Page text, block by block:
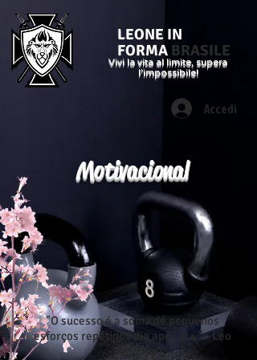
LEONE IN
FORMA BRASILE
Vivi la vita al limite, supera
l'impossibile!
Accedi
Motivacional
"O sucesso é a soma de pequenos
esforços repetidos dia após dia." - Leo
Tolstoy